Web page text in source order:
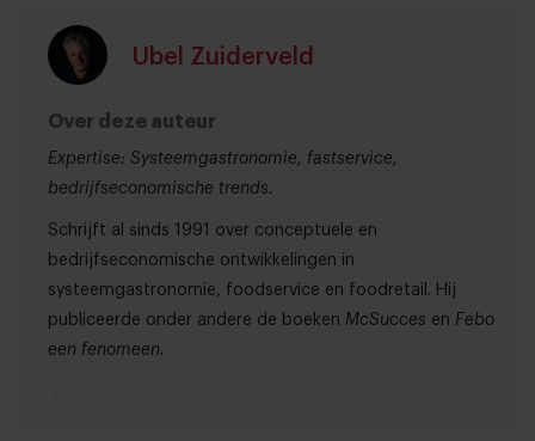
Ubel Zuiderveld
Over deze auteur
Expertise: Systeemgastronomie, fastservice,
bedrijfseconomische trends.
Schrijft al sinds 1991 over conceptuele en
bedrijfseconomische ontwikkelingen in
systeemgastronomie, foodservice en foodretail. Hij
publiceerde onder andere de boeken McSucces en Febo
een fenomeen.